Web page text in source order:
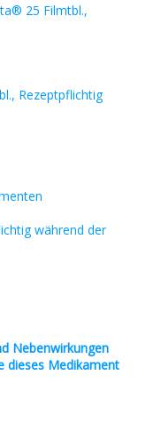
25 Filmtbl.,
Rezeptpflichtig
während der
Nebenwirkungen
dieses Medikament